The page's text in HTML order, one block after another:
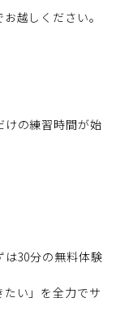
越しください。
けの練習時間が始
は30分の無料体験
い」を全力でサ